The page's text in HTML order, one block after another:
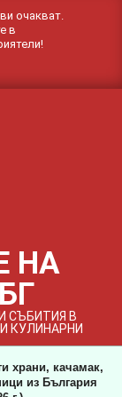
очакват.
в
НА
СЪБИТИЯ В
КУЛИНАРНИ
храни, качамак,
из България